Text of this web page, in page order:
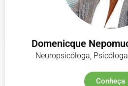
Domenicque
Neuropsicóloga,
Conheça